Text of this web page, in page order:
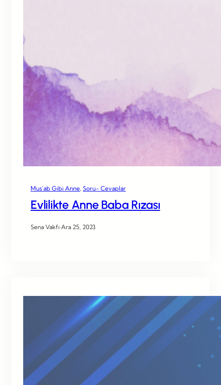
Mus’ab Gibi Anne Soru- Cevaplar
Evlilikte Anne Baba Rızası
Sena Vakfı·Ara 25, 2023